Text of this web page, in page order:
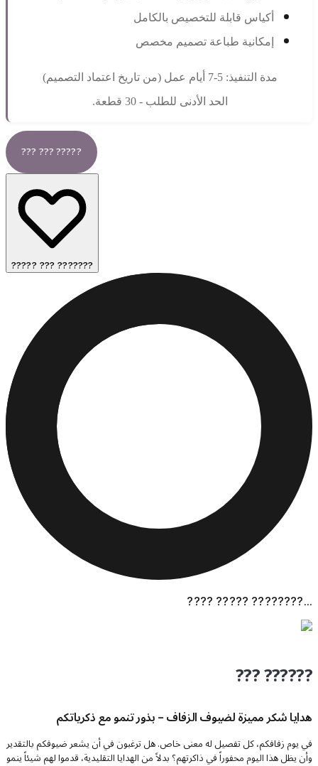
أكياس قابلة للتخصيص بالكامل
إمكانية طباعة تصميم مخصص
مدة التنفيذ: 5-7 أيام عمل (من تاريخ اعتماد التصميم)
الحد الأدنى للطلب - 30 قطعة.
??? ??? ?????
????? ??? ???????
???? ????? ????????...
??? ??????
هدايا شكر مميزة لضيوف الزفاف – بذور تنمو مع ذكرياتكم
في يوم زفافكم، كل تفصيل له معنى خاص. هل ترغبون في أن يشعر ضيوفكم بالتقدير
وأن يظل هذا اليوم محفوراً في ذاكرتهم؟ بدلاً من الهدايا التقليدية، قدموا لهم شيئاً ينمو